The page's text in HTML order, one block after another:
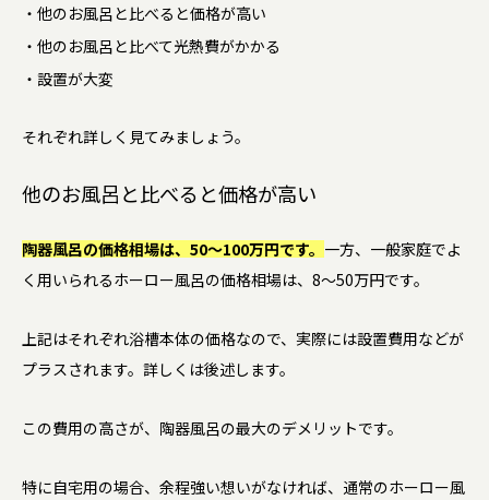
・他のお風呂と比べると価格が高い
・他のお風呂と比べて光熱費がかかる
・設置が大変
それぞれ詳しく見てみましょう。
他のお風呂と比べると価格が高い
陶器風呂の価格相場は、50〜100万円です。 一方、一般家庭でよ
く用いられるホーロー風呂の価格相場は、8〜50万円です。
上記はそれぞれ浴槽本体の価格なので、実際には設置費用などが
プラスされます。詳しくは後述します。
この費用の高さが、陶器風呂の最大のデメリットです。
特に自宅用の場合、余程強い想いがなければ、通常のホーロー風